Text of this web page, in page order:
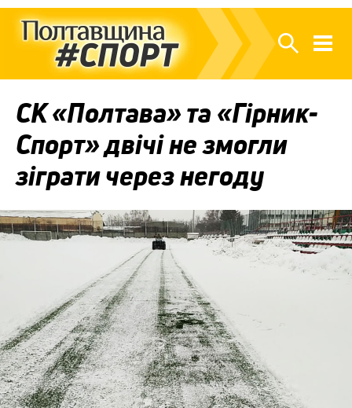
СК «Полтава» та «Гірник-
Спорт» двічі не змогли
зіграти через негоду